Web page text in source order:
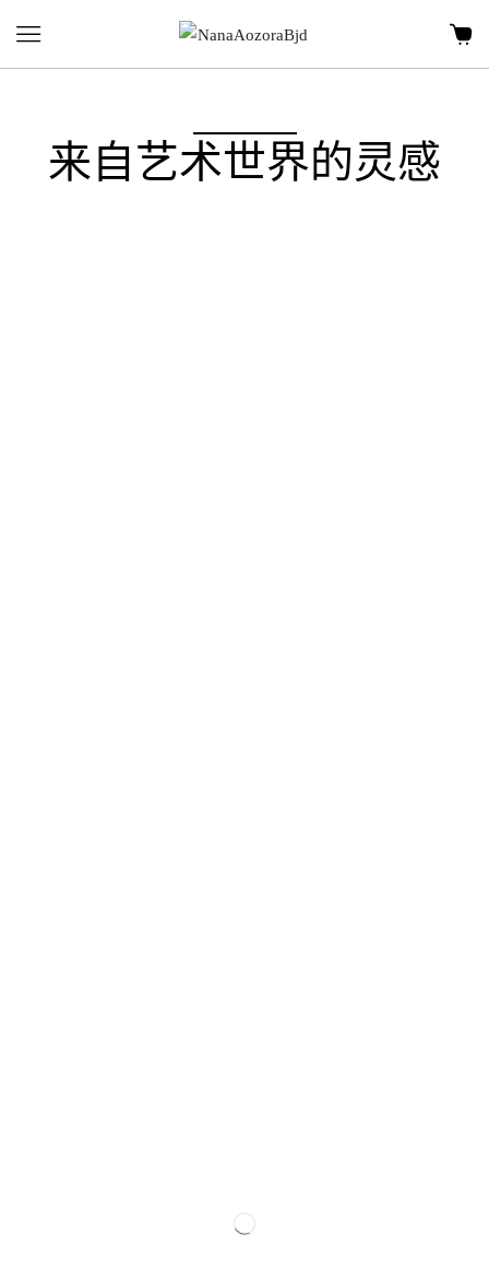
来自艺术世界的灵感